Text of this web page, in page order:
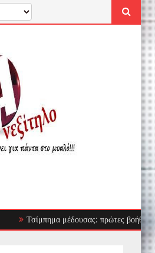
Τσίμπημα μέδουσας: πρώτες βοήθειες, τι